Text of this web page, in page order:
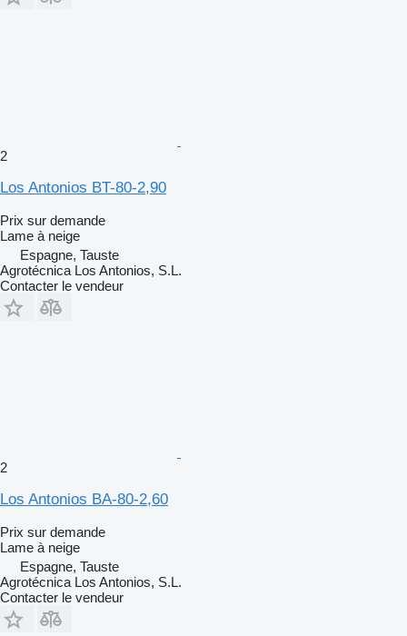
2
Los Antonios BT-80-2,90
Prix sur demande
Lame à neige
Espagne, Tauste
Agrotécnica Los Antonios, S.L.
Contacter le vendeur
2
Los Antonios BA-80-2,60
Prix sur demande
Lame à neige
Espagne, Tauste
Agrotécnica Los Antonios, S.L.
Contacter le vendeur